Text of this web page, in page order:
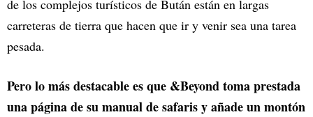
de los complejos turísticos de Bután están en largas
carreteras de tierra que hacen que ir y venir sea una tarea
pesada.
Pero lo más destacable es que &Beyond toma prestada
una página de su manual de safaris y añade un montón